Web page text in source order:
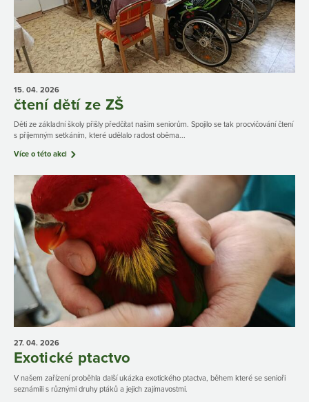
15. 04. 2026
čtení dětí ze ZŠ
Děti ze základní školy přišly předčítat našim seniorům. Spojilo se tak procvičování čtení
s příjemným setkáním, které udělalo radost oběma...
Více o této akci
27. 04. 2026
Exotické ptactvo
V našem zařízení proběhla další ukázka exotického ptactva, během které se senioři
seznámili s různými druhy ptáků a jejich zajímavostmi.